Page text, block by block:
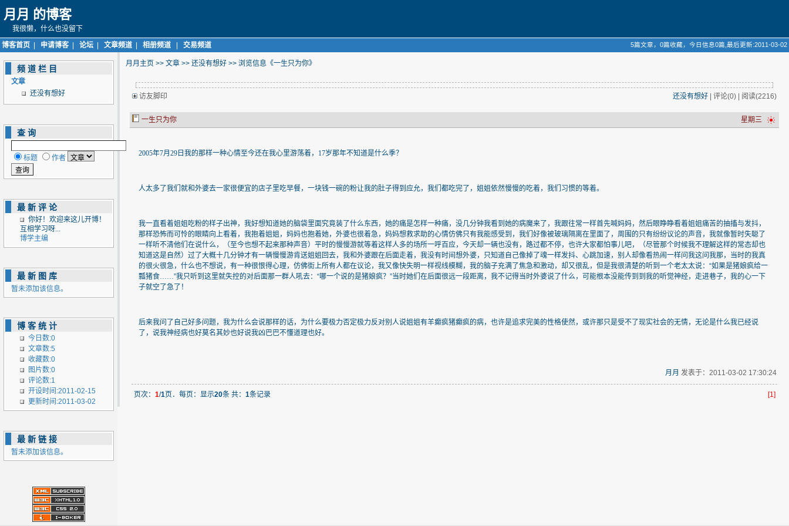
月月 的博客
我很懒，什么也没留下
5篇文章，0篇收藏，今日信息0篇,最后更新:2011-03-02
博客首页 申请博客 论坛 文章频道 相册频道 交易频道
频道栏目
文章
还没有想好
查询
标题 作者
最新评论
你好！欢迎来这儿开博！
互相学习呀...
博学主编
最新图库
暂未添加该信息。
博客统计
今日数:0
文章数:5
收藏数:0
图片数:0
评论数:1
开设时间:2011-02-15
更新时间:2011-03-02
最新链接
暂未添加该信息。
月月主页 >> 文章 >> 还没有想好 >> 浏览信息《一生只为你》
还没有想好| 评论(0) | 阅读(2216)
访友脚印
星期三
一生只为你
2005年7月29 日我的那样一种心情至今还在我心里游荡着， 17岁那年不知道是什么季？
人太多了我们就和外婆去一家很便宜的店子里吃早餐，一块钱一碗的粉让我的肚子得到应允，我们都吃完了，姐姐依然慢慢的吃着，我们习惯的等着。
我一直看着姐姐吃粉的样子出神，我好想知道她的脑袋里面究竟装了什么东西，她的痛是怎样一种痛，没几分钟我看到她的病魔来了，我跟往常一样首先喊妈妈，然后眼睁睁看着姐姐痛苦的抽搐与发抖，
那样恐怖而可怜的眼睛向上看着，我抱着姐姐，妈妈也抱着她，外婆也很着急，妈妈想救求助的心情仿佛只有我能感受到，我们好像被玻璃隔离在里面了，周围的只有纷纷议论的声音，我就像暂时失聪了
一样听不清他们在说什么，（至今也想不起来那种声音）平时的慢慢游就等着这样人多的场所一呼百应，今天却一辆也没有，路过都不停，也许大家都怕事儿吧，（尽管那个时候我不理解这样的常态却也
知道这是自然）过了大概十几分钟才有一辆慢慢游肯送姐姐回去，我和外婆跟在后面走着，我没有时间想外婆，只知道自己像掉了魂一样发抖、心跳加速，别人却像看热闹一样问我这问我那，当时的我真
的很火很急，什么也不想说，有一种很恨得心理，仿佛街上所有人都在议论，我又像快失明一样视线模糊，我的脑子充满了焦急和激动，却又很乱，但是我很清楚的听到一个老太太说：“如果是猪娘疯给一
瓢猪食……”我只听到这里就失控的对后面那一群人吼去：“哪一个说的是猪娘疯？”当时她们在后面很远一段距离，我不记得当时外婆说了什么，可能根本没能传到到我的听觉神经，走进巷子，我的心一下
子就空了急了！
后来我问了自己好多问题，我为什么会说那样的话，为什么要极力否定极力反对别人说姐姐有羊癫疯猪癫疯的病，也许是追求完美的性格使然，或许那只是受不了现实社会的无情，无论是什么我已经说
了，说我神经病也好莫名其妙也好说我凶巴巴不懂道理也好。
月月 发表于：2011-03-02 17:30:24
页次： 1/1页．每页：显示20条 共： 1条记录 [1]